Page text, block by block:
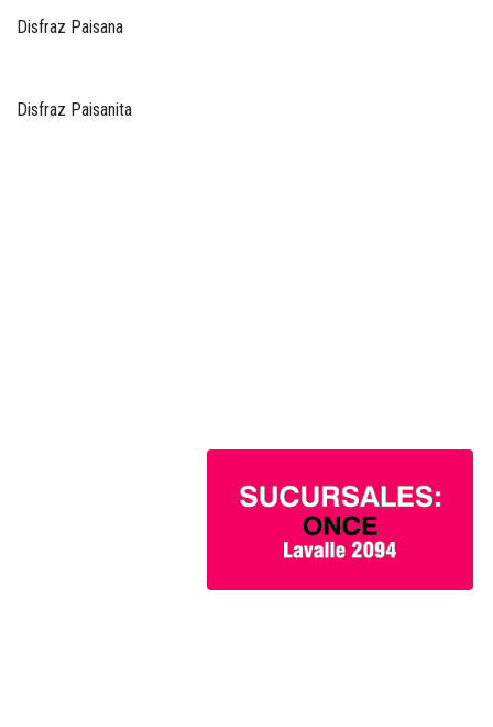
Disfraz Paisana
Disfraz Paisanita